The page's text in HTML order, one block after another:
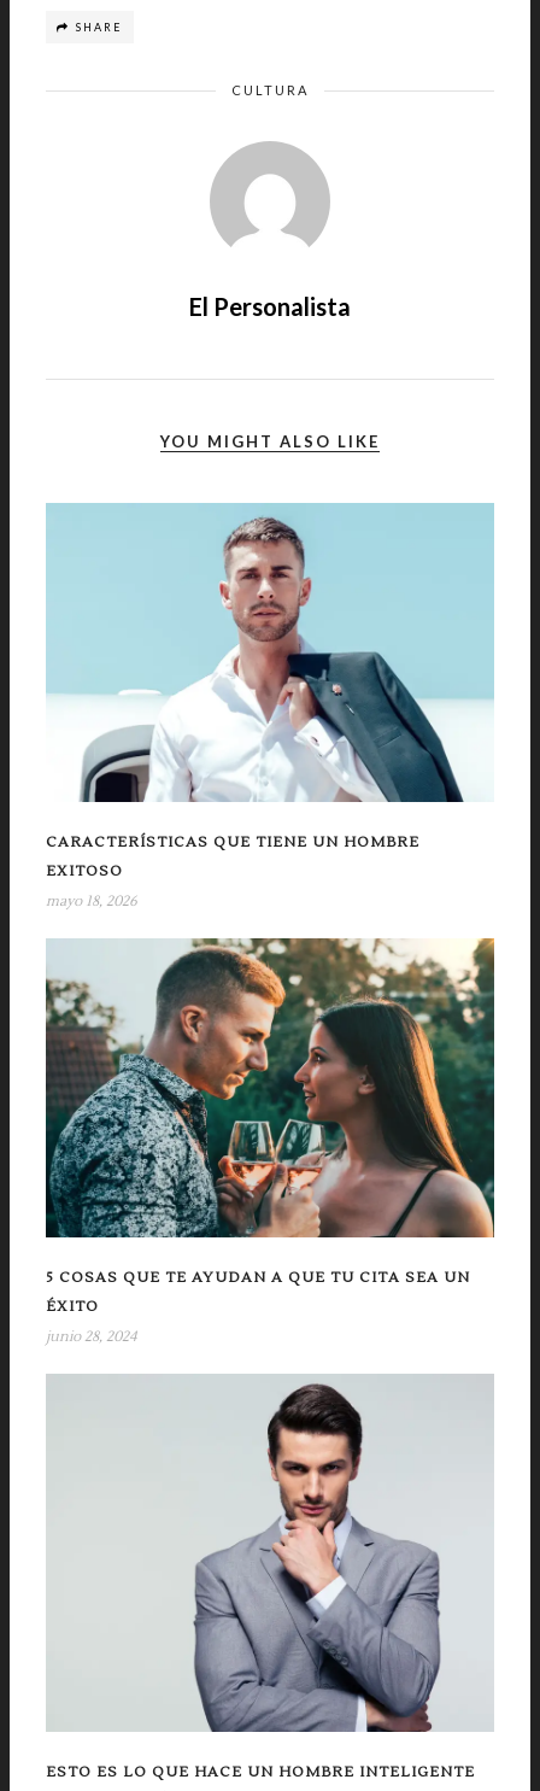
SHARE
CULTURA
El Personalista
YOU MIGHT ALSO LIKE
CARACTERÍSTICAS QUE TIENE UN HOMBRE
EXITOSO
mayo 18, 2026
5 COSAS QUE TE AYUDAN A QUE TU CITA SEA UN
ÉXITO
junio 28, 2024
ESTO ES LO QUE HACE UN HOMBRE INTELIGENTE